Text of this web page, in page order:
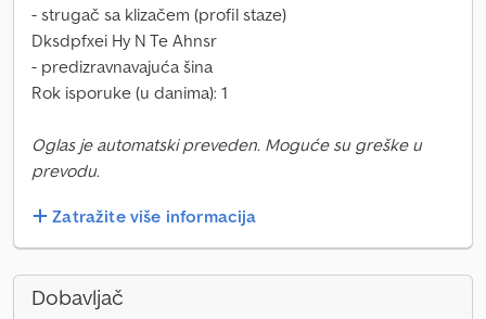
- strugač sa klizačem (profil staze)
Dksdpfxei Hy N Te Ahnsr
- predizravnavajuća šina
Rok isporuke (u danima): 1
Oglas je automatski preveden. Moguće su greške u
prevodu.
Zatražite više informacija
Dobavljač